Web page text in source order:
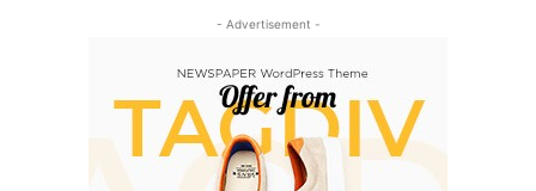
- Advertisement -